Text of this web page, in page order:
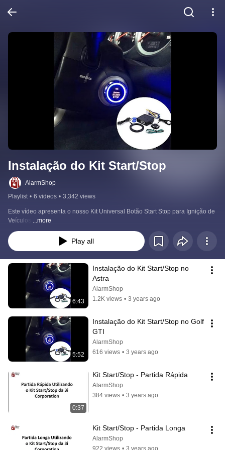
Instalação do Kit Start/Stop
AlarmShop
Playlist • 6 videos • 3,342 views
Este vídeo apresenta o nosso Kit Universal Botão Start Stop para Ignição de
Veículos. ...more
Play all
6:43
Instalação do Kit Start/Stop no
Astra
AlarmShop
1.2K views • 3 years ago
5:52
Instalação do Kit Start/Stop no Golf
GTI
AlarmShop
616 views • 3 years ago
0:37
Kit Start/Stop - Partida Rápida
AlarmShop
384 views • 3 years ago
Kit Start/Stop - Partida Longa
AlarmShop
922 views • 3 years ago